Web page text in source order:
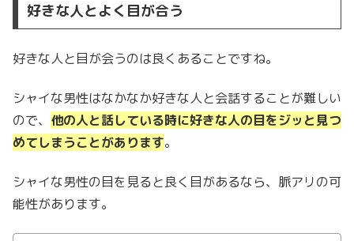
好きな人とよく目が合う
好きな人と目が会うのは良くあることですね。
シャイな男性はなかなか好きな人と会話することが難しい
ので、 他の人と話している時に好きな人の目をジッと見つ
めてしまうことがあります。
シャイな男性の目を見ると良く目があるなら、脈アリの可
能性があります。